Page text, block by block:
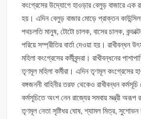
কংগ্রেসের উদ্যোগে হাওড়ার বেলুড় বাজারে এক
হয়। এদিন বেলুড় বাজার মোড়ে প্রাক্তন
পথচলতি মানুষ, টোটো চালক, বাসের চালক,
পরিয়ে সম্প্রীতির বার্তা দেওয়া হয়। রাখীবন্ধন
মহিলা কংগ্রেসের কর্মীবৃন্দরা। রাখীবন্ধনের
তৃণমূল মহিলা কর্মীরা। এদিন তৃণমূল কংগ্রেসের
বঙ্গজননী বাহিনীর তরফ থেকেও রাখীবন্ধন
কর্মসূচিতে অংশ নেন রাজ্যের সমবায় মন্ত্রী
তৃণমূল নেতা সৃষ্টিধর ঘোষ, শ্যামল মিত্র, সুশোভন